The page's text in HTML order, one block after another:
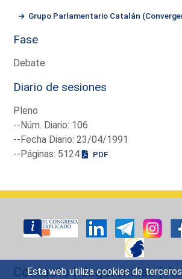
Esta web utiliza cookies de
Grupo Parlamentario Catalán
Fase
Debate
Diario de sesiones
Pleno
--Núm. Diario: 106
--Fecha Diario: 23/04/1991
--Páginas: 5124
PDF
Contacto|Sugerencias|